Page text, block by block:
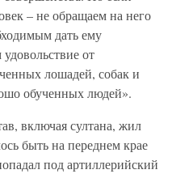
– не обращаем на него
дать ему
от
лошадей, собак и
обученных людей».
включая султана, жил
быть на переднем крае
под артиллерийский